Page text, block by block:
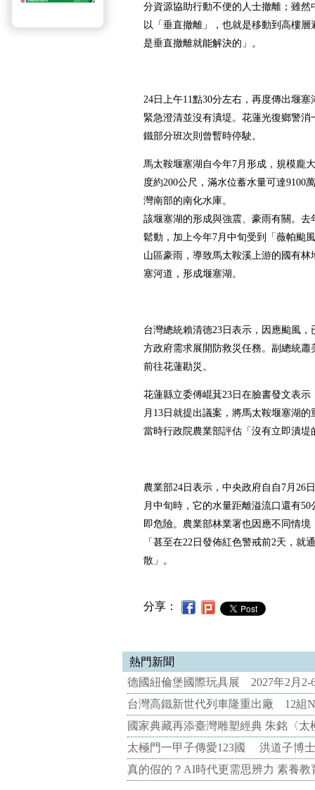
分資源協助行動不便的人士撤離；雖
以「垂直撤離」，也就是移動到高樓
是垂直撤離就能解決的」。
24日上午11點30分左右，再度傳出堰
緊急澄清並沒有潰堤。花蓮光復鄉警
鐵部分班次則曾暫時停駛。
馬太鞍堰塞湖自今年7月形成，規模龐
度約200公尺，滿水位蓄水量可達9100
灣南部的南化水庫。
該堰塞湖的形成與強震、豪雨有關。去
鬆動，加上今年7月中旬受到「薇帕颱
山區豪雨，導致馬太鞍溪上游的國有
塞河道，形成堰塞湖。
台灣總統賴清德23日表示，因應颱風
方政府需求展開防救災任務。副總統蕭
前往花蓮勘災。
花蓮縣立委傅崐萁23日在臉書發文表
月13日就提出議案，將馬太鞍堰塞湖
當時行政院農業部評估「沒有立即潰
農業部24日表示，中央政府自自7月26
月中旬時，它的水量距離溢流口還有
即危險。農業部林業署也因應不同情
「甚至在22日發佈紅色警戒前2天，就
散」。
分享：
熱門新聞
德國紐倫堡國際玩具展 2027年2月2-
台灣高鐵新世代列車隆重出廠 12組
國家典藏再添臺灣雕塑經典 朱銘〈
太極門一甲子傳愛123國 洪道子博
真的假的？AI時代更需思辨力 素養